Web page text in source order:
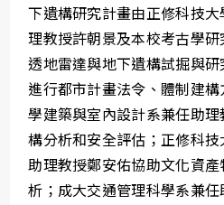
下遺構研究計畫由正修科技
理教授許朝景及本校考古學
透地雷達與地下遺構試掘與
進行都市計畫法令、體制建
學建築與室內設計系兼任助
構分析和安全評估；正修科
助理教授鄭安佑協助文化資
析；成大交通管理科學系兼